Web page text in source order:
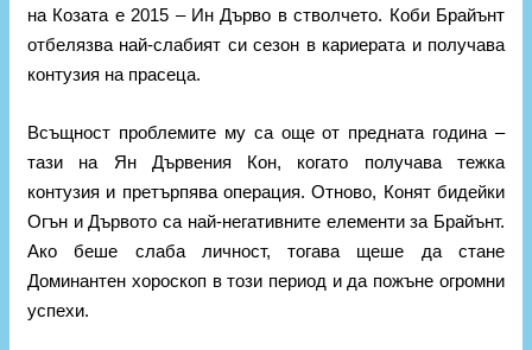
на Козата е 2015 – Ин Дърво в стволчето. Коби Брайънт
отбелязва най-слабият си сезон в кариерата и получава
контузия на прасеца.
Всъщност проблемите му са още от предната година –
тази на Ян Дървения Кон, когато получава тежка
контузия и претърпява операция. Отново, Конят бидейки
Огън и Дървото са най-негативните елементи за Брайънт.
Ако беше слаба личност, тогава щеше да стане
Доминантен хороскоп в този период и да пожъне огромни
успехи.